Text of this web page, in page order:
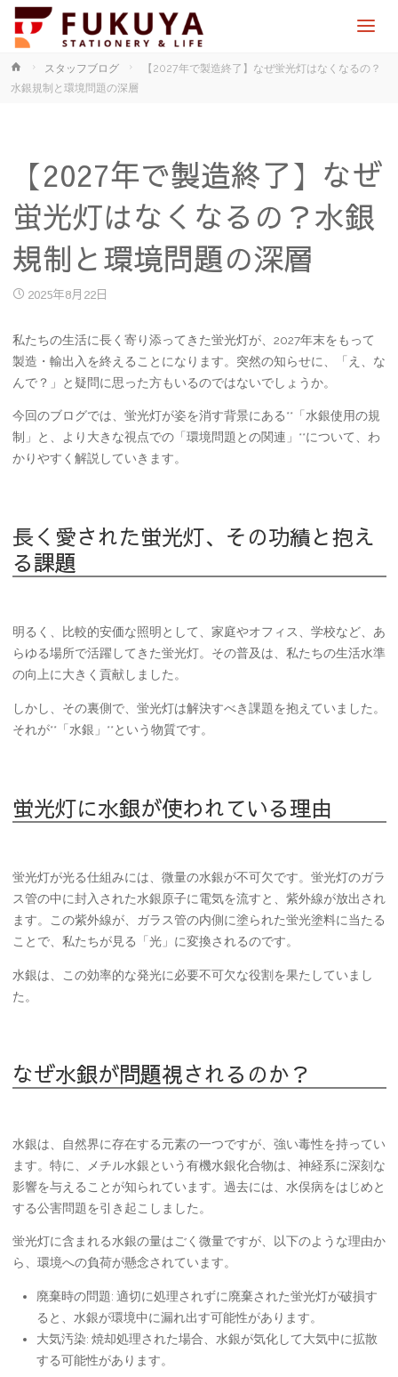
ホ
ー
スタッフブログ
【2027年で製造終了】なぜ蛍光灯はなくなるの？
水銀規制と環境問題の深層
【2027年で製造終了】なぜ
蛍光灯はなくなるの？水銀
規制と環境問題の深層
2025年8月22日
私たちの生活に長く寄り添ってきた蛍光灯が、2027年末をもって
製造・輸出入を終えることになります。突然の知らせに、「え、な
んで？」と疑問に思った方もいるのではないでしょうか。
今回のブログでは、蛍光灯が姿を消す背景にある**「水銀使用の規
制」
と、より大きな視点での「環境問題との関連」**について、わ
かりやすく解説していきます。
長く愛された蛍光灯、その功績と抱え
る課題
明るく、比較的安価な照明として、家庭やオフィス、学校など、あ
らゆる場所で活躍してきた蛍光灯。その普及は、私たちの生活水準
の向上に大きく貢献しました。
しかし、その裏側で、蛍光灯は解決すべき課題を抱えていました。
それが**「水銀」**という物質です。
蛍光灯に水銀が使われている理由
蛍光灯が光る仕組みには、微量の水銀が不可欠です。蛍光灯のガラ
ス管の中に封入された水銀原子に電気を流すと、紫外線が放出され
ます。この紫外線が、ガラス管の内側に塗られた蛍光塗料に当たる
ことで、私たちが見る「光」に変換されるのです。
水銀は、この効率的な発光に必要不可欠な役割を果たしていまし
た。
なぜ水銀が問題視されるのか？
水銀は、自然界に存在する元素の一つですが、 強い毒性を持ってい
ます。特に、メチル水銀という有機水銀化合物は、神経系に深刻な
影響を与えることが知られています。過去には、水俣病をはじめと
する公害問題を引き起こしました。
蛍光灯に含まれる水銀の量はごく微量ですが、以下のような理由か
ら、環境への負荷が懸念されています。
廃棄時の問題: 適切に処理されずに廃棄された蛍光灯が破損す
ると、水銀が環境中に漏れ出す可能性があります。
大気汚染: 焼却処理された場合、水銀が気化して大気中に拡散
する可能性があります。